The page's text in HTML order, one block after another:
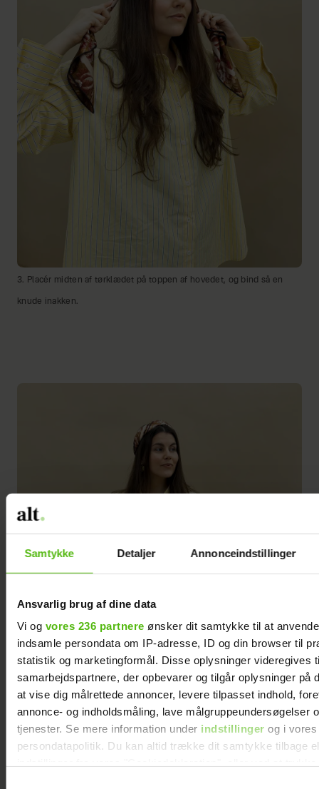
Samtykke Detaljer Annonceindstillinger
Ansvarlig brug af dine data
Vi og vores 236 partnere ønsker dit samtykke til at
indsamle persondata om IP-adresse, ID og din browser til
statistik og marketingformål. Disse oplysninger videregives
samarbejdspartnere, der opbevarer og tilgår oplysninger på
at vise dig målrettede annoncer, levere tilpasset indhold,
annonce- og indholdsmåling, lave målgruppeundersøgelser
tjenester. Se mere information under indstillinger og i vores
persondatapolitik. Du kan altid trække dit samtykke tilbage
3. Placér midten af tørklædet på toppen af hovedet, og bind så en
knude inakken.
4. Det hjemmelavede hårbånd kan både rulles bredt og smalt alt efter